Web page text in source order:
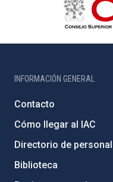
INFORMACIÓN GENERAL
Contacto
Cómo llegar al IAC
Directorio de personal
Biblioteca